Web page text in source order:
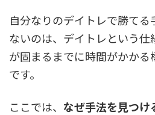
自分なりのデイトレで勝て
ないのは、デイトレという
が固まるまでに時間がかかる
です。
ここでは、 なぜ手法を見つけ